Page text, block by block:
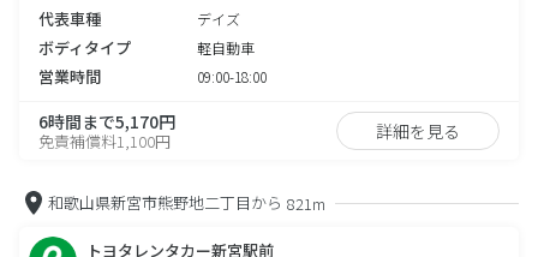
代表車種 デイズ
ボディタイプ 軽自動車
営業時間 09:00-18:00
6時間まで5,170円
免責補償料1,100円 詳細を見る
和歌山県新宮市熊野地二丁目から 821m
トヨタレンタカー新宮駅前